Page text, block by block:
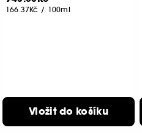
166.37Kč / 100ml
Vložit do košíku